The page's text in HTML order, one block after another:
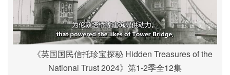
《英国国民信托珍宝探秘 Hidden Treasures of the
National Trust 2024》第1-2季全12集